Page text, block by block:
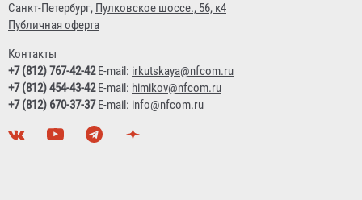
Санкт-Петербург, Пулковское шоссе., 56, к4
Публичная оферта
Контакты
+7 (812) 767-42-42E-mail: irkutskaya@nfcom.ru
+7 (812) 454-43-42E-mail: himikov@nfcom.ru
+7 (812) 670-37-37E-mail: info@nfcom.ru